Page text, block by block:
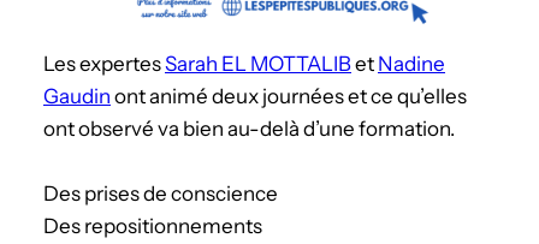
Les expertesSarah EL MOTTALIBet Nadine
Gaudin ont animé deux journées et ce qu’elles
ont observé va bien au-delà d’une formation.
Des prises de conscience
Des repositionnements